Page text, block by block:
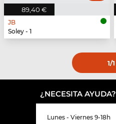
89,40 €
JB
Soley - 1
1/1
¿NECESITA AYUDA?
Lunes - Viernes 9-18h